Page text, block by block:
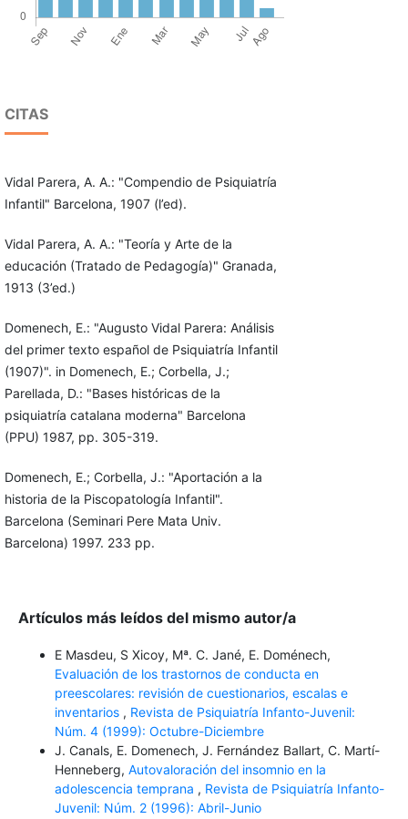
CITAS
Vidal Parera, A. A.: "Compendio de Psiquiatría
Infantil" Barcelona, 1907 (l’ed).
Vidal Parera, A. A.: "Teoría y Arte de la
educación (Tratado de Pedagogía)" Granada,
1913 (3’ed.)
Domenech, E.: "Augusto Vidal Parera: Análisis
del primer texto español de Psiquiatría Infantil
(1907)". in Domenech, E.; Corbella, J.;
Parellada, D.: "Bases históricas de la
psiquiatría catalana moderna" Barcelona
(PPU) 1987, pp. 305-319.
Domenech, E.; Corbella, J.: "Aportación a la
historia de la Piscopatología Infantil".
Barcelona (Seminari Pere Mata Univ.
Barcelona) 1997. 233 pp.
Artículos más leídos del mismo autor/a
E Masdeu, S Xicoy, Mª. C. Jané, E. Doménech,
Evaluación de los trastornos de conducta en
preescolares: revisión de cuestionarios, escalas e
inventarios , Revista de Psiquiatría Infanto-Juvenil:
Núm. 4 (1999): Octubre-Diciembre
J. Canals, E. Domenech, J. Fernández Ballart, C. Martí-
Henneberg, Autovaloración del insomnio en la
adolescencia temprana , Revista de Psiquiatría Infanto-
Juvenil: Núm. 2 (1996): Abril-Junio